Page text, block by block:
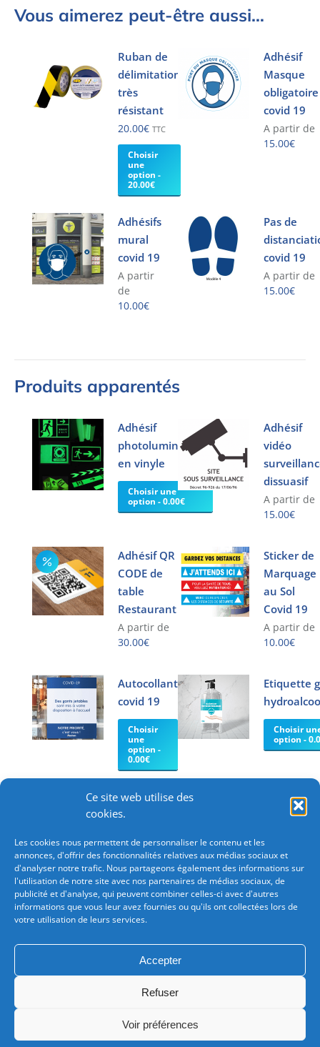
Ce site web utilise des
cookies.
Les cookies nous permettent de personnaliser le contenu et les
annonces, d'offrir des fonctionnalités relatives aux médias sociaux et
d'analyser notre trafic. Nous partageons également des informations sur
l'utilisation de notre site avec nos partenaires de médias sociaux, de
publicité et d'analyse, qui peuvent combiner celles-ci avec d'autres
informations que vous leur avez fournies ou qu'ils ont collectées lors de
votre utilisation de leurs services.
Accepter
Refuser
Voir préférences
Vous aimerez peut-être aussi…
Ruban de
délimitation
très
résistant
20.00€ TTC
Choisir
une
option -
20.00€
Adhésif
Masque
obligatoire
covid 19
A partir de
15.00€
plusieurs
Les
options
peuvent
être
page
Adhésifs
mural
covid 19
A partir
de
10.00€
a
variations.
options
peuvent
être
sur
la
produit
Pas de
covid 19
A partir de
15.00€
plusieurs
peuvent
être
choisies
sur
la
page
Produits apparentés
Adhésif
photoluminescent
en vinyle
Choisir une
option - 0.00€
Adhésif
vidéo
dissuasif
A partir de
15.00€
produit
a
plusieurs
variations.
options
choisies
sur
la
page
du
Adhésif QR
CODE de
table
Restaurant
A partir de
30.00€
produit
a
variations.
Les
options
peuvent
être
choisies
la
page
du
produit
Sticker de
Marquage
au Sol
Covid 19
A partir de
10.00€
produit
a
variations.
Les
peuvent
choisies
la
page
du
produit
Autocollant
covid 19
Choisir
une
option -
0.00€
Etiquette
Choisir
option -
Besoin d'une commande importante?Consultez-
nous pour bénéficiez de tarifications avantageuses.
nous!
générales
de vente
Paiement
compte
LEONARD